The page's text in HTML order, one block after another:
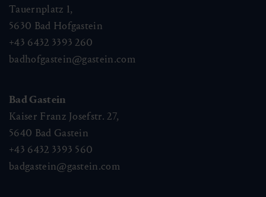
Tauernplatz 1,
5630 Bad Hofgastein
+43 6432 3393 260
badhofgastein@gastein.com
Bad Gastein
Kaiser Franz Josefstr. 27,
5640 Bad Gastein
+43 6432 3393 560
badgastein@gastein.com